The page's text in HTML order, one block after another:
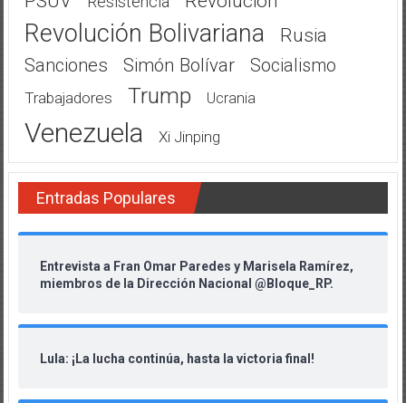
Revolución Bolivariana
Rusia
Sanciones
Simón Bolívar Socialismo
Trabajadores Trump Ucrania
Venezuela Xi Jinping
Entradas Populares
Entrevista a Fran Omar Paredes y Marisela Ramírez,
miembros de la Dirección Nacional @Bloque_RP.
Lula: ¡La lucha continúa, hasta la victoria final!